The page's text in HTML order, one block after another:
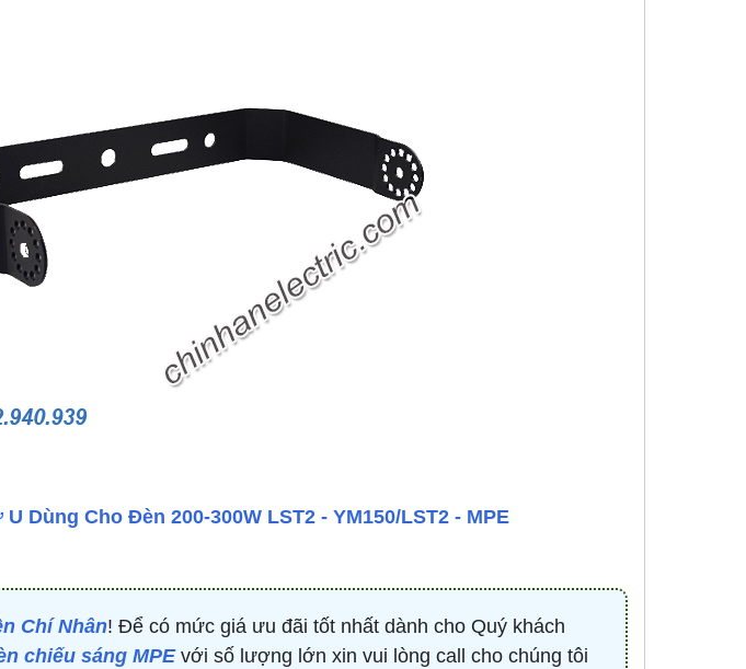
ĐIỀU KHIỂN TỤ BÙ 380V 4 CẤP -
CONTACTOR 3P 40A 18.5KW ( KHỞI
BÓNG LED
Dùng Cho Đèn 200-300W LST2 - YM150/LST2 - MPE
Chí Nhân! Để có mức giá ưu đãi tốt nhất dành cho Quý khách
chiếu sáng MPEvới số lượng lớn xin vui lòng call cho chúng tôi